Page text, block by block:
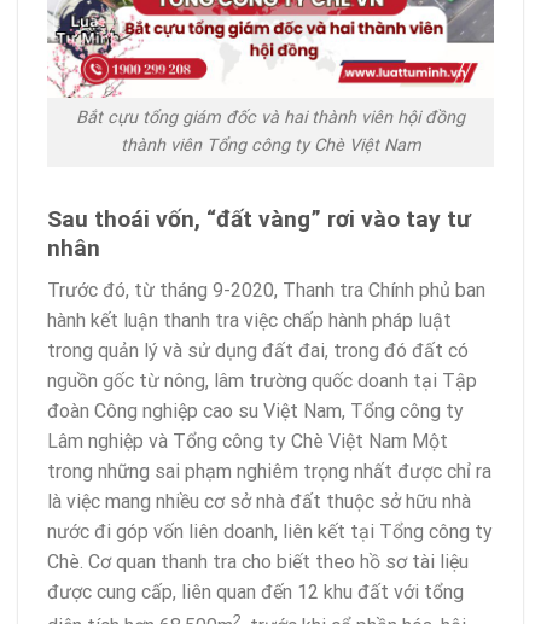
Bắt cựu tổng giám đốc và hai thành viên hội đồng
thành viên Tổng công ty Chè Việt Nam
Sau thoái vốn, “đất vàng” rơi vào tay tư
nhân
Trước đó, từ tháng 9-2020, Thanh tra Chính phủ ban
hành kết luận thanh tra việc chấp hành pháp luật
trong quản lý và sử dụng đất đai, trong đó đất có
nguồn gốc từ nông, lâm trường quốc doanh tại Tập
đoàn Công nghiệp cao su Việt Nam, Tổng công ty
Lâm nghiệp và Tổng công ty Chè Việt Nam Một
trong những sai phạm nghiêm trọng nhất được chỉ ra
là việc mang nhiều cơ sở nhà đất thuộc sở hữu nhà
nước đi góp vốn liên doanh, liên kết tại Tổng công ty
Chè. Cơ quan thanh tra cho biết theo hồ sơ tài liệu
được cung cấp, liên quan đến 12 khu đất với tổng
2